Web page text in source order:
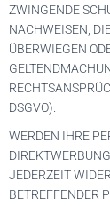
ZWINGENDE
NACHWEISEN,
ÜBERWIEGEN
DSGVO).
WERDEN IHRE
JEDERZEIT
BETREFFENDER